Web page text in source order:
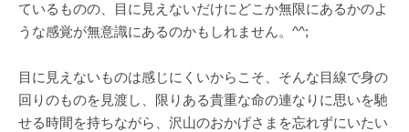
ているものの、目に見えないだけにどこか無限にあるかのよ
うな感覚が無意識にあるのかもしれません。^^;
目に見えないものは感じにくいからこそ、そんな目線で身の
回りのものを見渡し、限りある貴重な命の連なりに思いを馳
せる時間を持ちながら、沢山のおかげさまを忘れずにいたい